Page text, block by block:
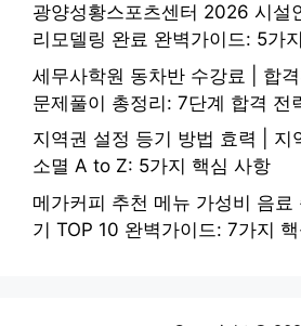
광양성황스포츠센터 2026 시설
리모델링 완료 완벽가이드: 5가
세무사학원 동차반 수강료 | 합
문제풀이 총정리: 7단계 합격 전
지역권 설정 등기 방법 효력 | 지
소멸 A to Z: 5가지 핵심 사항
메가커피 추천 메뉴 가성비 음료
기 TOP 10 완벽가이드: 7가지